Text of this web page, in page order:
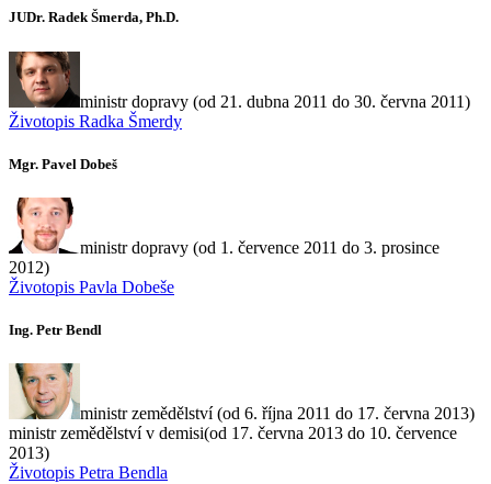
JUDr. Radek Šmerda, Ph.D.
ministr dopravy (od 21. dubna 2011 do 30. června 2011)
Životopis Radka Šmerdy
Mgr. Pavel Dobeš
ministr dopravy (od 1. července 2011 do 3. prosince
2012)
Životopis Pavla Dobeše
Ing. Petr Bendl
ministr zemědělství (od 6. října 2011 do 17. června 2013)
ministr zemědělství v demisi(od 17. června 2013 do 10. července
2013)
Životopis Petra Bendla